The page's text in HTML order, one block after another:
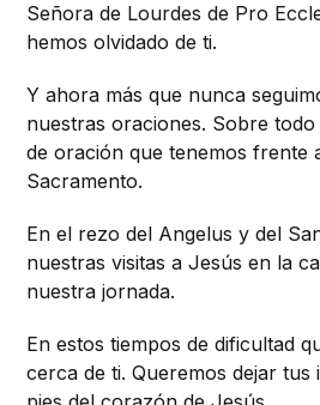
Señora de Lourdes de Pro
hemos olvidado de ti.
Y ahora más que nunca
nuestras oraciones. Sobre
de oración que tenemos frente
Sacramento.
En el rezo del Angelus y del
nuestras visitas a Jesús en la
nuestra jornada.
En estos tiempos de dificultad
cerca de ti. Queremos dejar tus